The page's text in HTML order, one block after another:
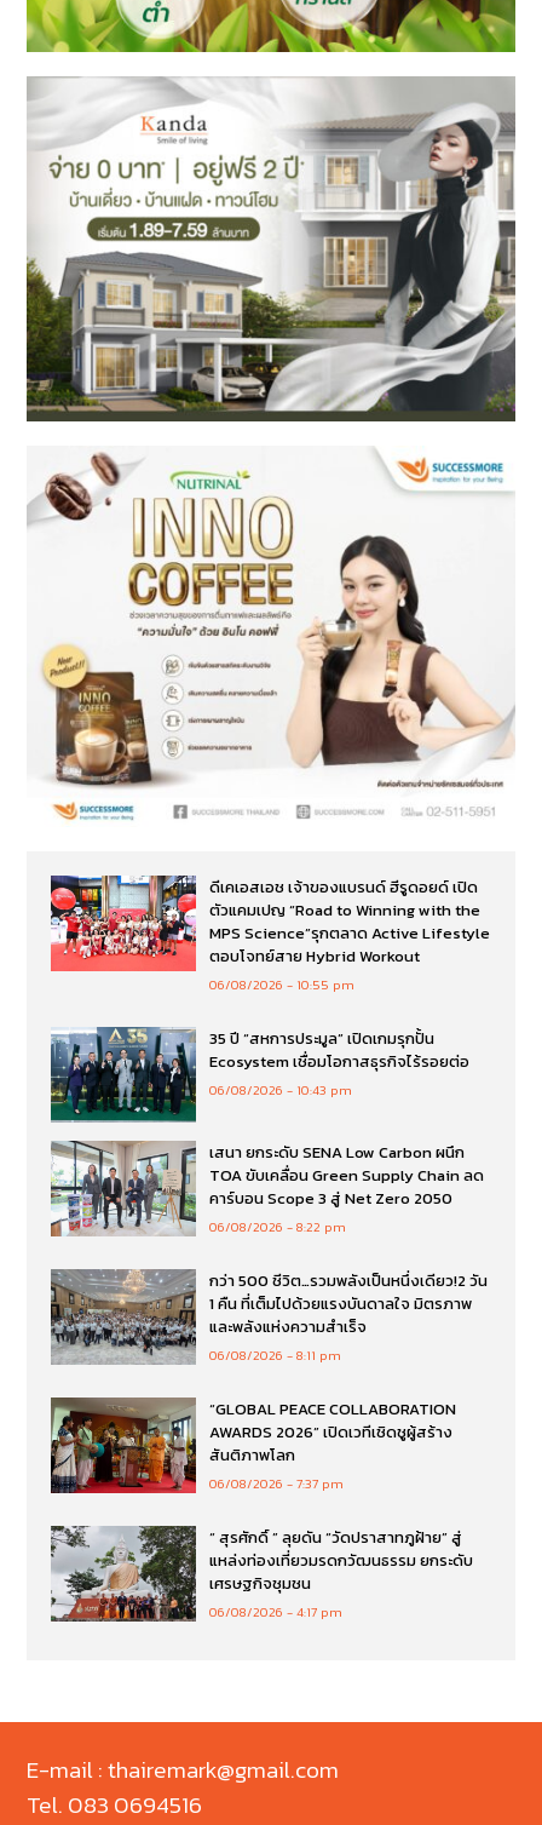
ดีเคเอสเอช เจ้าของแบรนด์ ฮีรูดอยด์ เปิด
ตัวแคมเปญ “Road to Winning with the
MPS Science”รุกตลาด Active Lifestyle
ตอบโจทย์สาย Hybrid Workout
06/08/2026 10:55 pm
35 ปี “สหการประมูล” เปิดเกมรุกปั้น
Ecosystem เชื่อมโอกาสธุรกิจไร้รอยต่อ
06/08/2026 10:43 pm
เสนา ยกระดับ SENA Low Carbon ผนึก
TOA ขับเคลื่อน Green Supply Chain ลด
คาร์บอน Scope 3 สู่ Net Zero 2050
06/08/2026 8:22 pm
กว่า 500 ชีวิต…รวมพลังเป็นหนึ่งเดียว!2 วัน
1 คืน ที่เต็มไปด้วยแรงบันดาลใจ มิตรภาพ
และพลังแห่งความสำเร็จ
06/08/2026 8:11 pm
“GLOBAL PEACE COLLABORATION
AWARDS 2026” เปิดเวทีเชิดชูผู้สร้าง
สันติภาพโลก
06/08/2026 7:37 pm
“ สุรศักดิ์ ” ลุยดัน “วัดปราสาทภูฝ้าย” สู่
แหล่งท่องเที่ยวมรดกวัฒนธรรม ยกระดับ
เศรษฐกิจชุมชน
06/08/2026 4:17 pm
E-mail : thairemark@gmail.com
Tel. 083 0694516